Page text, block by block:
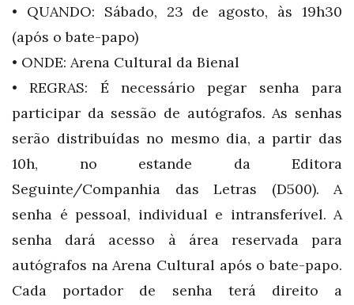
• QUANDO: Sábado, 23 de agosto, às 19h30
(após o bate-papo)
• ONDE: Arena Cultural da Bienal
• REGRAS: É necessário pegar senha para
participar da sessão de autógrafos. As senhas
serão distribuídas no mesmo dia, a partir das
10h, no estande da Editora
Seguinte/Companhia das Letras (D500). A
senha é pessoal, individual e intransferível. A
senha dará acesso à área reservada para
autógrafos na Arena Cultural após o bate-papo.
Cada portador de senha terá direito a